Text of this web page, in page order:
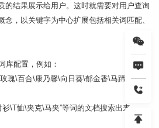
的结果展示给用户。这时就需要对用户查询
，以关键字为中心扩展包括相关词匹配、
库配置，例如：
瑰\百合\康乃馨\向日葵\郁金香\马蹄莲”等
衫\T恤\夹克\马夹”等词的文档搜索出来。